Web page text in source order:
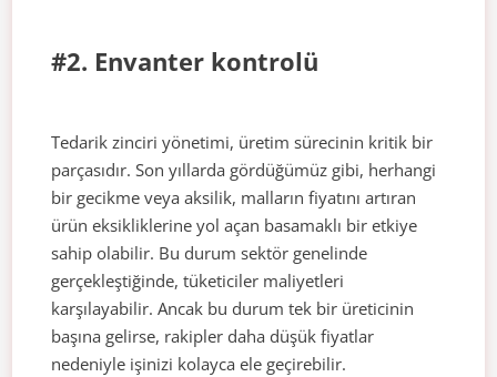
#2. Envanter kontrolü
Tedarik zinciri yönetimi, üretim sürecinin kritik bir
parçasıdır. Son yıllarda gördüğümüz gibi, herhangi
bir gecikme veya aksilik, malların fiyatını artıran
ürün eksikliklerine yol açan basamaklı bir etkiye
sahip olabilir. Bu durum sektör genelinde
gerçekleştiğinde, tüketiciler maliyetleri
karşılayabilir. Ancak bu durum tek bir üreticinin
başına gelirse, rakipler daha düşük fiyatlar
nedeniyle işinizi kolayca ele geçirebilir.